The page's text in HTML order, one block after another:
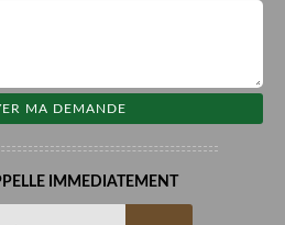
IMMEDIATEMENT